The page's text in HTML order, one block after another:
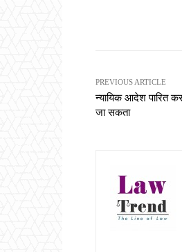
PREVIOUS ARTICLE
न्यायिक आदेश पारित
जा सकता